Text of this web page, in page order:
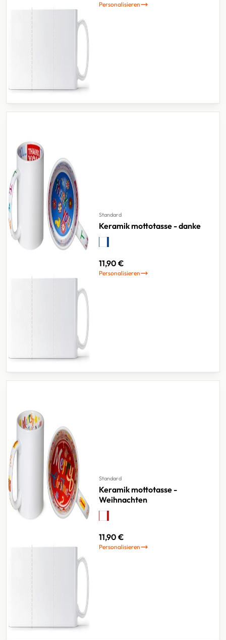
Personalisieren
Standard
Keramik mottotasse - danke
11,90 €
Personalisieren
Standard
Keramik mottotasse -
Weihnachten
11,90 €
Personalisieren